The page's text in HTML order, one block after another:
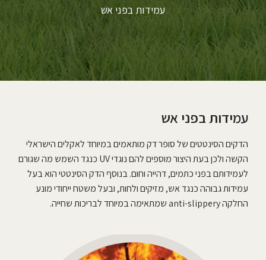
עמידות בפני אש
עמידות בפני אש
הדקים הסינטטים של סופר דק מותאמים במיוחד לאקלים הישראלי
הקשה ולכן בעת היצור מוספים להם נוגדי UV כנגד השמש מה שגורם
לעמידותם בפני כתמים, דהייה וחום. בנוסף הדק הסינטטי הוא בעל
עמידות גבוהה כנגד אש, מזיקים ולחות, ובעל משטח ייחודי מונע
החלקה anti-slippery שמתאימה במיוחד לבריכות שחייה.